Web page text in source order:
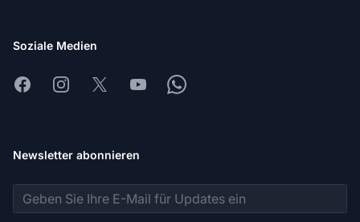
Soziale Medien
FacebookInstagram
X YoutubeWhatsapp
Newsletter abonnieren
E-Mail-Adresse